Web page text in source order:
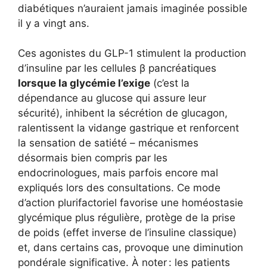
diabétiques n’auraient jamais imaginée possible
il y a vingt ans.
Ces agonistes du GLP-1 stimulent la production
d’insuline par les cellules β pancréatiques
lorsque la glycémie l’exige (c’est la
dépendance au glucose qui assure leur
sécurité), inhibent la sécrétion de glucagon,
ralentissent la vidange gastrique et renforcent
la sensation de satiété – mécanismes
désormais bien compris par les
endocrinologues, mais parfois encore mal
expliqués lors des consultations. Ce mode
d’action plurifactoriel favorise une homéostasie
glycémique plus régulière, protège de la prise
de poids (effet inverse de l’insuline classique)
et, dans certains cas, provoque une diminution
pondérale significative. À noter : les patients